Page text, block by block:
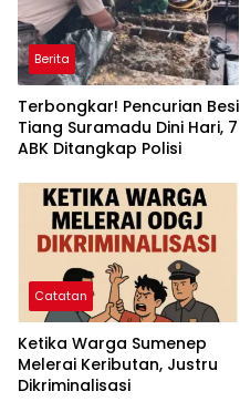
Berita
Terbongkar! Pencurian Besi
Tiang Suramadu Dini Hari, 7
ABK Ditangkap Polisi
Catatan
Ketika Warga Sumenep
Melerai Keributan, Justru
Dikriminalisasi